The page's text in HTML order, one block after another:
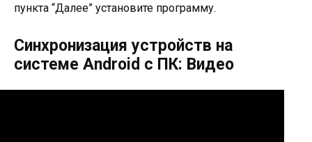
пункта “Далее” установите программу.
Синхронизация устройств на
системе Android с ПК: Видео